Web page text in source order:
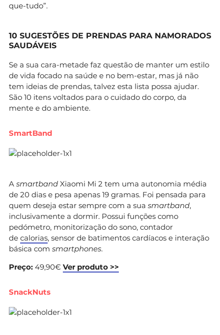
que-tudo”.
10 SUGESTÕES DE PRENDAS PARA NAMORADOS
SAUDÁVEIS
Se a sua cara-metade faz questão de manter um estilo
de vida focado na saúde e no bem-estar, mas já não
tem ideias de prendas, talvez esta lista possa ajudar.
São 10 itens voltados para o cuidado do corpo, da
mente e do ambiente.
SmartBand
A smartband Xiaomi Mi 2 tem uma autonomia média
de 20 dias e pesa apenas 19 gramas. Foi pensada para
quem deseja estar sempre com a sua smartband,
inclusivamente a dormir. Possui funções como
pedómetro, monitorização do sono, contador
de calorias, sensor de batimentos cardíacos e interação
básica com smartphones.
Preço: 49,90€ Ver produto >>
SnackNuts